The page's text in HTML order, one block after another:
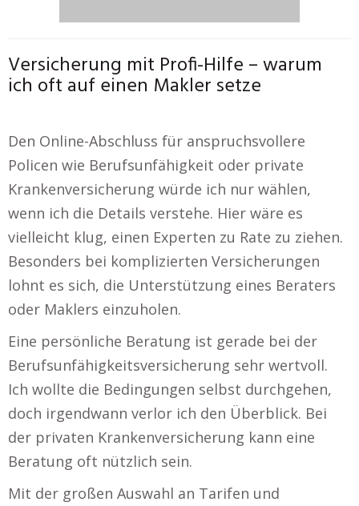
Versicherung mit Profi-Hilfe – warum
ich oft auf einen Makler setze
Den Online-Abschluss für anspruchsvollere
Policen wie Berufsunfähigkeit oder private
Krankenversicherung würde ich nur wählen,
wenn ich die Details verstehe. Hier wäre es
vielleicht klug, einen Experten zu Rate zu ziehen.
Besonders bei komplizierten Versicherungen
lohnt es sich, die Unterstützung eines Beraters
oder Maklers einzuholen.
Eine persönliche Beratung ist gerade bei der
Berufsunfähigkeitsversicherung sehr wertvoll.
Ich wollte die Bedingungen selbst durchgehen,
doch irgendwann verlor ich den Überblick. Bei
der privaten Krankenversicherung kann eine
Beratung oft nützlich sein.
Mit der großen Auswahl an Tarifen und